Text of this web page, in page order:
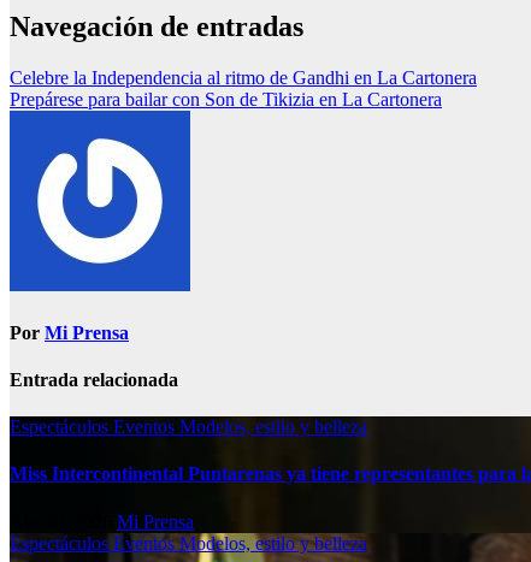
Navegación de entradas
Celebre la Independencia al ritmo de Gandhi en La Cartonera
Prepárese para bailar con Son de Tikizia en La Cartonera
Por Mi Prensa
Entrada relacionada
Espectáculos Eventos Modelos, estilo y belleza
Miss Intercontinental Puntarenas ya tiene representantes para
Mi Prensa
Espectáculos Eventos Modelos, estilo y belleza